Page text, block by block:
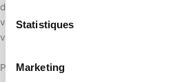
Statistiques
Marketing
d’expositions, de concerts et de soirées à
vous rencontrer à l’Agapé Hub pour
vous proposerons.
Passez une bonne journée.